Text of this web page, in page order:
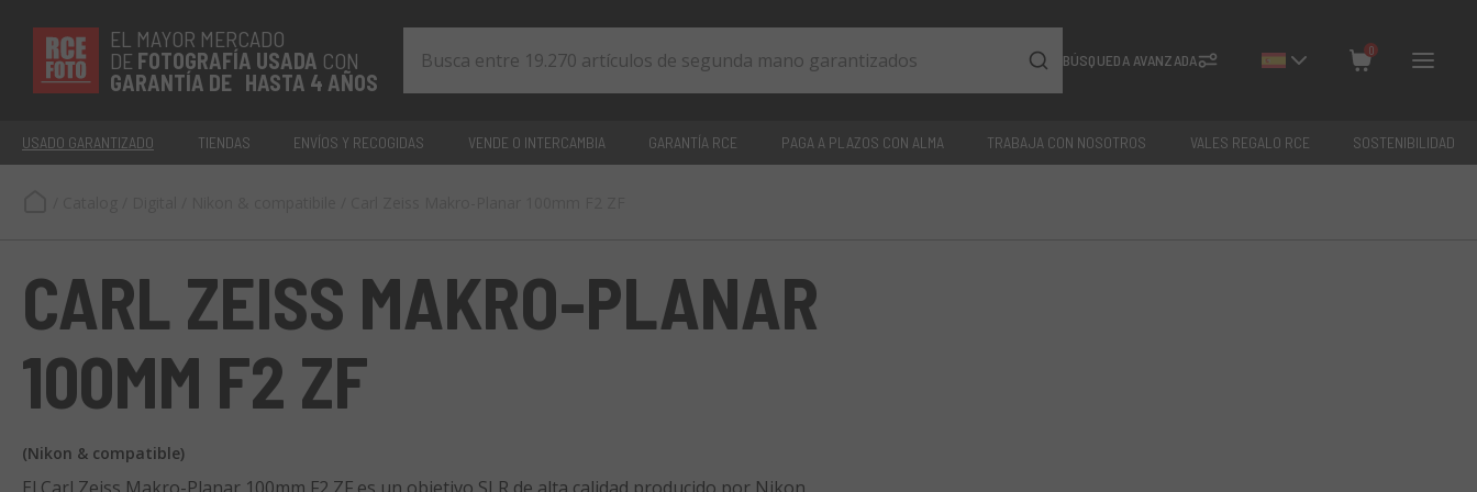
EL MAYOR MERCADO
DE FOTOGRAFÍA USADA CON
GARANTÍA DE HASTA 4 AÑOS
BÚSQUEDA AVANZADA
0
Cerrar
USADO GARANTIZADO TIENDAS ENVÍOS Y RECOGIDAS VENDE O INTERCAMBIA GARANTÍA RCE PAGA A PLAZOS CON ALMA TRABAJA CON NOSOTROS VALES REGALO RCE SOSTENIBILIDAD
CARL ZEISS MAKRO-PLANAR
100MM F2 ZF
(Nikon & compatible)